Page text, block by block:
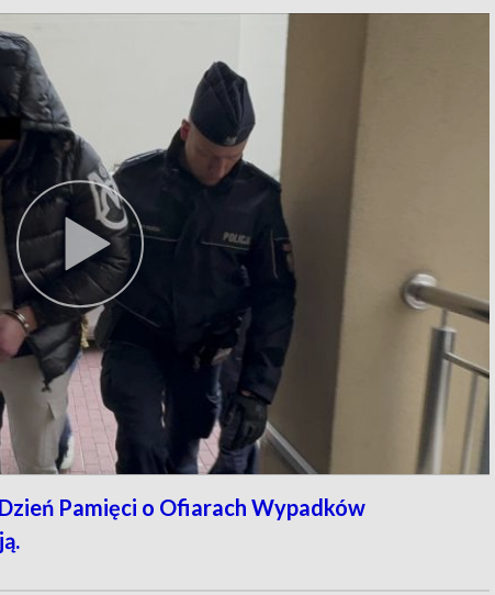
Pamięci o Ofiarach Wypadków